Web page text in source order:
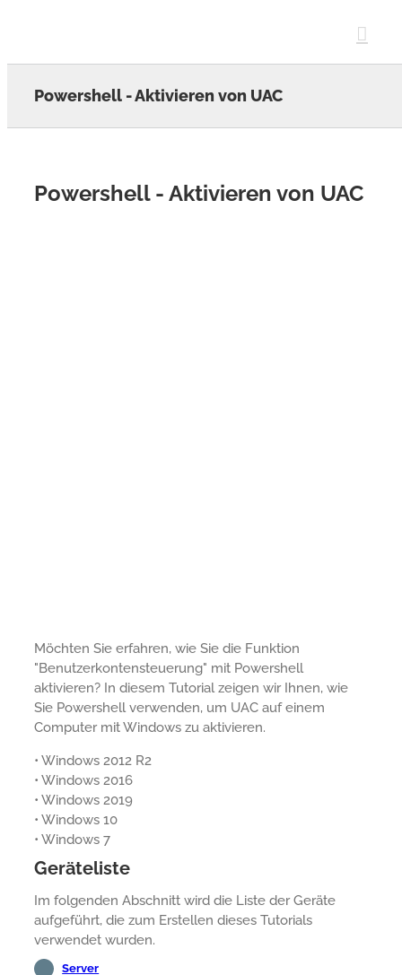
Powershell - Aktivieren von UAC
Powershell - Aktivieren von UAC
Möchten Sie erfahren, wie Sie die Funktion
"Benutzerkontensteuerung" mit Powershell
aktivieren? In diesem Tutorial zeigen wir Ihnen, wie
Sie Powershell verwenden, um UAC auf einem
Computer mit Windows zu aktivieren.
• Windows 2012 R2
• Windows 2016
• Windows 2019
• Windows 10
• Windows 7
Geräteliste
Im folgenden Abschnitt wird die Liste der Geräte
aufgeführt, die zum Erstellen dieses Tutorials
verwendet wurden.
Server